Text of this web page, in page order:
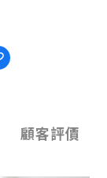
顧客評價